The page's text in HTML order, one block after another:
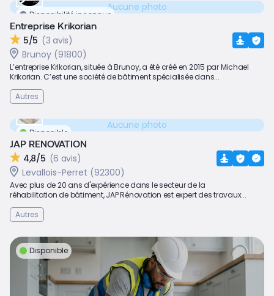
Disponibilité inconnue
Aucune photo
Entreprise Krikorian
5/5 (3 avis)
Brunoy (91800)
L’entreprise Krikorian, située à Brunoy, a été créé en 2015 par Michael
Krikorian. C’est une société de bâtiment spécialisée dans...
Autres
Disponible
Aucune photo
JAP RENOVATION
4,8/5 (6 avis)
Levallois-Perret (92300)
Avec plus de 20 ans d'expérience dans le secteur de la
réhabilitation de bâtiment, JAP Rénovation est expert des travaux...
Autres
Disponible